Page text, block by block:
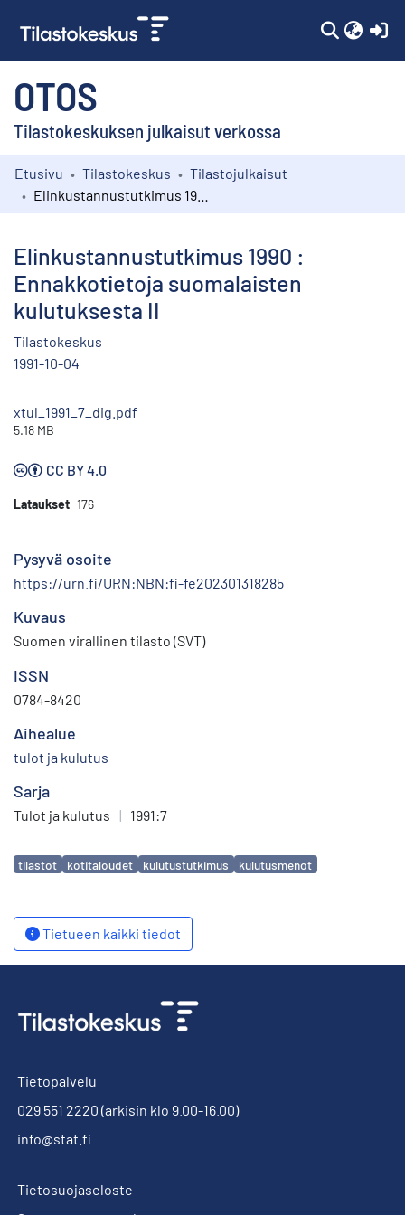
OTOS
Tilastokeskuksen julkaisut verkossa
Kokoelmat
Etusivu Tilastokeskus
Tilastojulkaisut
Elinkustannustutkimus 1990 :
Ennakkotietoja suomalaisten
kulutuksesta II
Tilastokeskus
1991-10-04
xtul_1991_7_dig.pdf
5.18 MB
CC BY 4.0
Lataukset 176
Pysyvä osoite
https://urn.fi/URN:NBN:fi-fe202301318285
Kuvaus
Suomen virallinen tilasto (SVT)
ISSN
0784-8420
Aihealue
tulot ja kulutus
Sarja
Tulot ja kulutus | 1991:7
Avainsanat
tilastot kotitaloudet kulutustutkimus kulutusmenot
Tietueen kaikki tiedot
Tietopalvelu
029 551 2220 (arkisin klo 9.00-16.00)
info@stat.fi
Tietosuojaseloste